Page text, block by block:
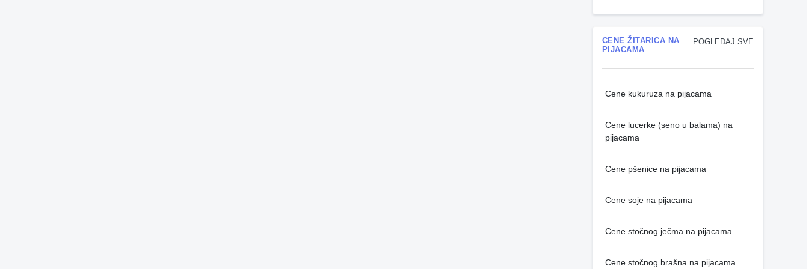
POGLEDAJ SVE
CENE ŽITARICA NA
PIJACAMA
Cene kukuruza na pijacama
Cene lucerke (seno u balama) na
pijacama
Cene pšenice na pijacama
Cene soje na pijacama
Cene stočnog ječma na pijacama
Cene stočnog brašna na pijacama